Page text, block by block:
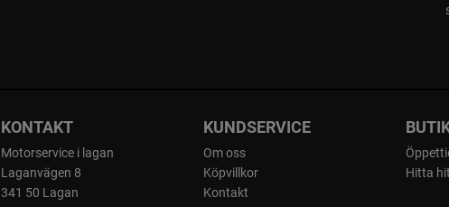
KONTAKT
Motorservice i lagan
Laganvägen 8
341 50 Lagan
KUNDSERVICE
Om oss
Köpvillkor
Kontakt
Hitta hit